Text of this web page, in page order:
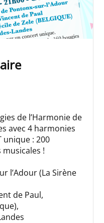
de l’Harmonie de
avec 4 harmonies
unique : 200
!
l’Adour (La Sirène
de Paul,